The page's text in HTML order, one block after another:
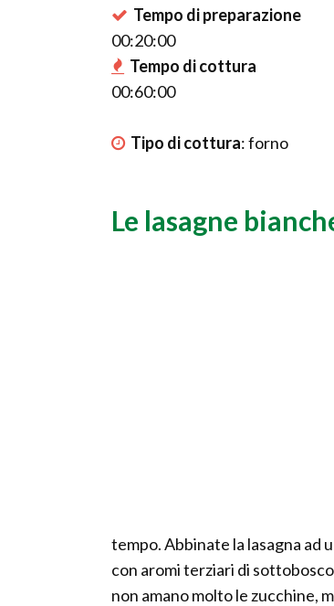
Tempo di preparazione
00:20:00
Tempo di cottura
00:60:00
Tipo di cottura:forno
Le lasagne
tempo. Abbinate la lasagna ad
con aromi terziari di
non amano molto le zucchine,